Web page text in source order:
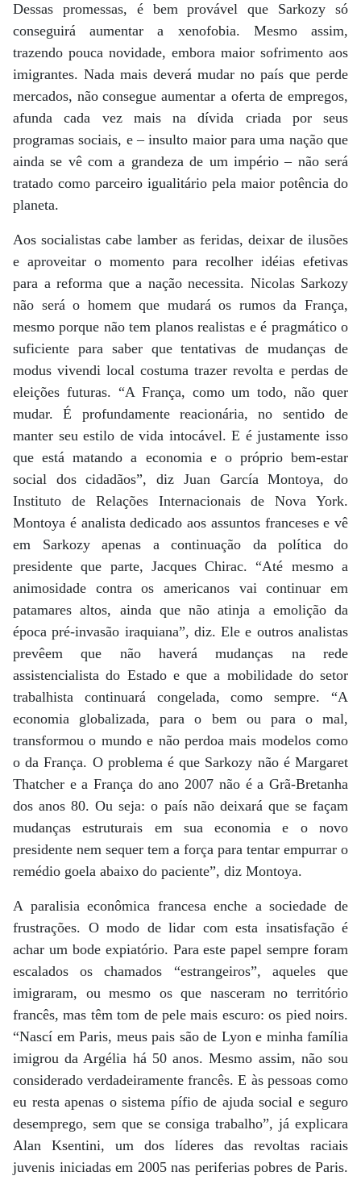
Dessas promessas, é bem provável que Sarkozy só
conseguirá aumentar a xenofobia. Mesmo assim,
trazendo pouca novidade, embora maior sofrimento aos
imigrantes. Nada mais deverá mudar no país que perde
mercados, não consegue aumentar a oferta de empregos,
afunda cada vez mais na dívida criada por seus
programas sociais, e – insulto maior para uma nação que
ainda se vê com a grandeza de um império – não será
tratado como parceiro igualitário pela maior potência do
planeta.
Aos socialistas cabe lamber as feridas, deixar de ilusões
e aproveitar o momento para recolher idéias efetivas
para a reforma que a nação necessita. Nicolas Sarkozy
não será o homem que mudará os rumos da França,
mesmo porque não tem planos realistas e é pragmático o
suficiente para saber que tentativas de mudanças de
modus vivendi local costuma trazer revolta e perdas de
eleições futuras. “A França, como um todo, não quer
mudar. É profundamente reacionária, no sentido de
manter seu estilo de vida intocável. E é justamente isso
que está matando a economia e o próprio bem-estar
social dos cidadãos”, diz Juan García Montoya, do
Instituto de Relações Internacionais de Nova York.
Montoya é analista dedicado aos assuntos franceses e vê
em Sarkozy apenas a continuação da política do
presidente que parte, Jacques Chirac. “Até mesmo a
animosidade contra os americanos vai continuar em
patamares altos, ainda que não atinja a emolição da
época pré-invasão iraquiana”, diz. Ele e outros analistas
prevêem que não haverá mudanças na rede
assistencialista do Estado e que a mobilidade do setor
trabalhista continuará congelada, como sempre. “A
economia globalizada, para o bem ou para o mal,
transformou o mundo e não perdoa mais modelos como
o da França. O problema é que Sarkozy não é Margaret
Thatcher e a França do ano 2007 não é a Grã-Bretanha
dos anos 80. Ou seja: o país não deixará que se façam
mudanças estruturais em sua economia e o novo
presidente nem sequer tem a força para tentar empurrar o
remédio goela abaixo do paciente”, diz Montoya.
A paralisia econômica francesa enche a sociedade de
frustrações. O modo de lidar com esta insatisfação é
achar um bode expiatório. Para este papel sempre foram
escalados os chamados “estrangeiros”, aqueles que
imigraram, ou mesmo os que nasceram no território
francês, mas têm tom de pele mais escuro: os pied noirs.
“Nascí em Paris, meus pais são de Lyon e minha família
imigrou da Argélia há 50 anos. Mesmo assim, não sou
considerado verdadeiramente francês. E às pessoas como
eu resta apenas o sistema pífio de ajuda social e seguro
desemprego, sem que se consiga trabalho”, já explicara
Alan Ksentini, um dos líderes das revoltas raciais
juvenis iniciadas em 2005 nas periferias pobres de Paris.